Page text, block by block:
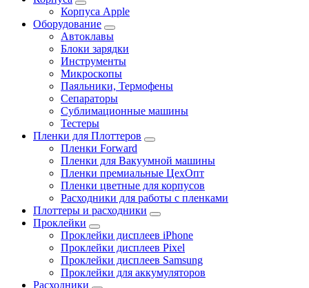
Корпуса Apple
Оборудование
Автоклавы
Блоки зарядки
Инструменты
Микроскопы
Паяльники, Термофены
Сепараторы
Сублимационные машины
Тестеры
Пленки для Плоттеров
Пленки Forward
Пленки для Вакуумной машины
Пленки премиальные ЦехОпт
Пленки цветные для корпусов
Расходники для работы с пленками
Плоттеры и расходники
Проклейки
Проклейки дисплеев iPhone
Проклейки дисплеев Pixel
Проклейки дисплеев Samsung
Проклейки для аккумуляторов
Расходники